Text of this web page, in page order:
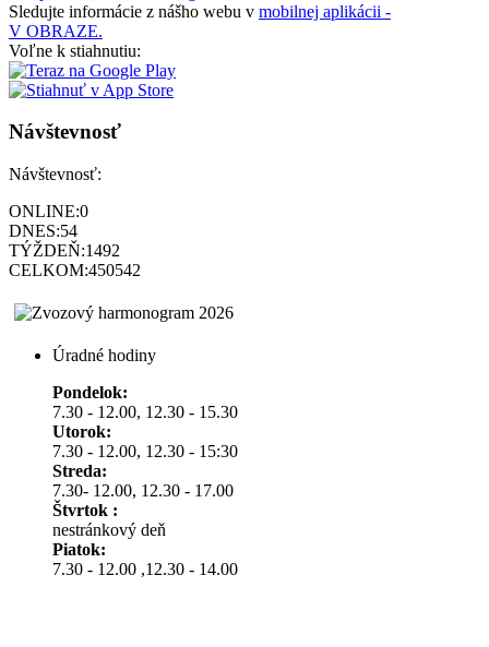
Sledujte informácie z nášho webu v mobilnej aplikácii -
V OBRAZE.
Voľne k stiahnutiu:
Návštevnosť
Návštevnosť:
ONLINE:0
DNES:54
TÝŽDEŇ:1492
CELKOM:450542
Úradné hodiny
Pondelok:
7.30 - 12.00, 12.30 - 15.30
Utorok:
7.30 - 12.00, 12.30 - 15:30
Streda:
7.30- 12.00, 12.30 - 17.00
Štvrtok :
nestránkový deň
Piatok:
7.30 - 12.00 ,12.30 - 14.00